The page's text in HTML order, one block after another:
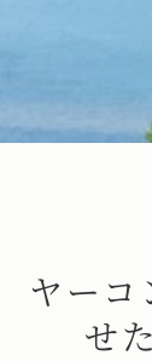
ヤーコ
せ